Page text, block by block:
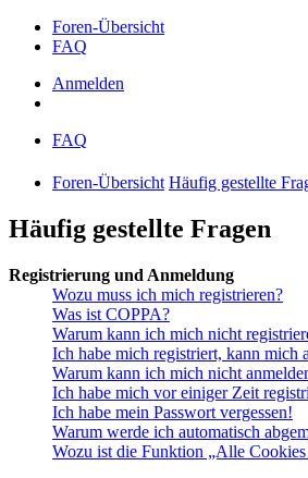
Foren-Übersicht
FAQ
Anmelden
FAQ
Foren-Übersicht Häufig gestellte
Häufig gestellte Fragen
Registrierung und Anmeldung
Wozu muss ich mich registrieren?
Was ist COPPA?
Warum kann ich mich nicht
Ich habe mich registriert, kann mich
Warum kann ich mich nicht
Ich habe mich vor einiger Zeit
Ich habe mein Passwort vergessen!
Warum werde ich automatisch
Wozu ist die Funktion „Alle Cookies